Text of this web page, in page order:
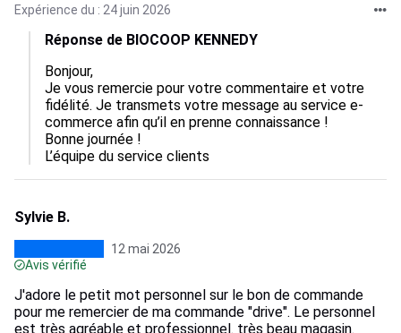
Expérience du : 24 juin 2026
Réponse de BIOCOOP KENNEDY
Bonjour,
Je vous remercie pour votre commentaire et votre
fidélité. Je transmets votre message au service e-
commerce afin qu’il en prenne connaissance !
Bonne journée !
L’équipe du service clients
Sylvie B.
12 mai 2026
Avis vérifié
J'adore le petit mot personnel sur le bon de commande
pour me remercier de ma commande "drive". Le personnel
est très agréable et professionnel. très beau magasin.